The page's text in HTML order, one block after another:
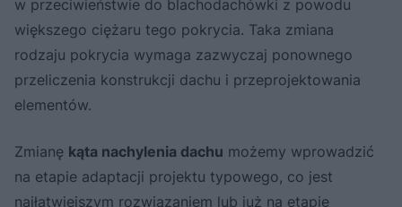
w przeciwieństwie do blachodachówki z powodu
większego ciężaru tego pokrycia. Taka zmiana
rodzaju pokrycia wymaga zazwyczaj ponownego
przeliczenia konstrukcji dachu i przeprojektowania
elementów.
Zmianę kąta nachylenia dachu możemy wprowadzić
na etapie adaptacji projektu typowego, co jest
najłatwiejszym rozwiązaniem lub już na etapie